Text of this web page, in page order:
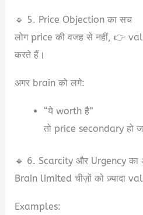
🔹 5. Price Objection का सच
लोग price की वजह से नहीं, 👉
करते हैं।
अगर brain को लगे:
“ये worth है”
तो price secondary हो
🔹 6. Scarcity और Urgency का
Brain limited चीज़ों को ज़्यादा
Examples: